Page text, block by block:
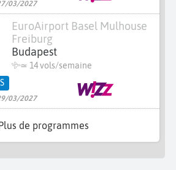
03/2027
EuroAirport Basel Mulhouse
Freiburg
Budapest
≃ 14 vols/semaine
03/2027
S
de programmes